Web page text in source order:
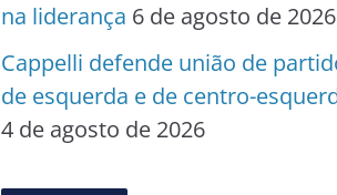
na liderança 6 de agosto de 2026
Cappelli defende união de
de esquerda e de centro-
4 de agosto de 2026